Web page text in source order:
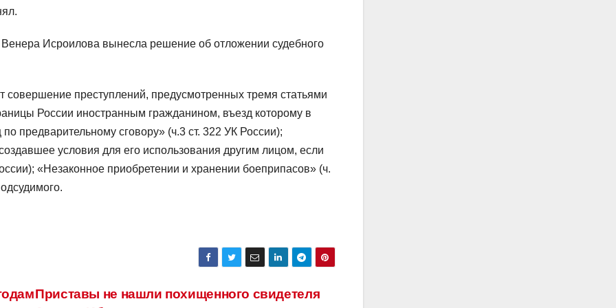
Венера Исроилова вынесла решение об отложении судебного
преступлений, предусмотренных тремя статьями
России иностранным гражданином, въезд которому в
предварительному сговору» (ч.3 ст. 322 УК России);
условия для его использования другим лицом, если
«Незаконное приобретении и хранении боеприпасов» (ч.
Приставы не нашли похищенного свидетеля